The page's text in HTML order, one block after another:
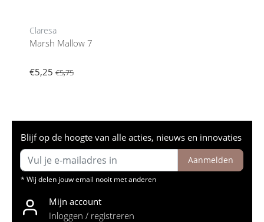
Claresa
Marsh Mallow 7
€5,25 €5,75
Blijf op de hoogte van alle acties, nieuws en innovaties
Aanmelden
* Wij delen jouw email nooit met anderen
Mijn account
Inloggen / registreren